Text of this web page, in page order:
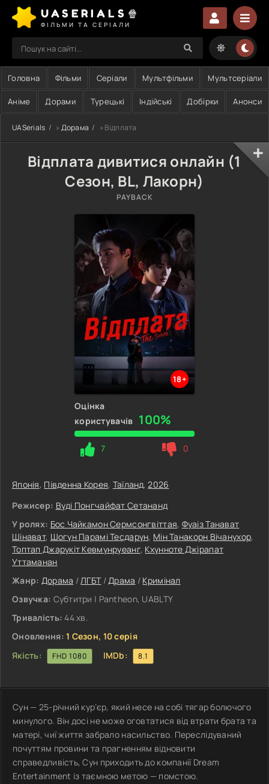
UASERIALS🍿
ФІЛЬМИ ТА СЕРІАЛИ
Головна Фільми Серіали Мультфільми Мультсеріали
Аніме Дорами Турецькі Індійські Добірки Анонси
UASerials » Дорама » Відплата
Відплата дивитися онлайн (1
Сезон, BL, Лакорн)
PAYBACK
18+
Оцінка
користувачів 100%
7 0
Японія, Південна Корея, Таїланд,2026
Режисер: Вуді Понгчайфат Сетананд
У ролях: Бос Чайкамон Сермсонгвіттая, Фуаіз Танават
Шінават, Шогун Парамі Тесдарун, Мін Танакорн Вічанухор,
Топтап Джарукіт Кевмунруеанг, Кхунноте Джірапат
Уттаманан
Жанр: Дорама /ЛГБТ/Драма / Кримінал
Озвучка: Субтитри | Pantheon, UABLTY
Тривалість: 44 хв.
Оновлення: 1 Сезон, 10 серія
Якість:
FHD 1080 IMDb: 8.1
Сун — 25-річний кур’єр, який несе на собі тягар болючого
минулого. Він досі не може оговтатися від втрати брата та
матері, чиї життя забрало насильство. Переслідуваний
почуттям провини та прагненням відновити
справедливість, Сун приходить до компанії Dream
Entertainment із таємною метою — помстою.